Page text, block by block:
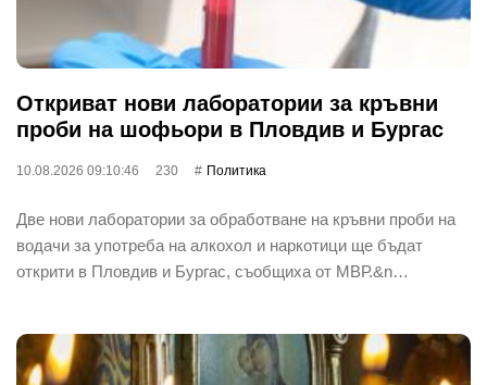
Откриват нови лаборатории за кръвни
проби на шофьори в Пловдив и Бургас
10.08.2026 09:10:46 230 Политика
Две нови лаборатории за обработване на кръвни проби на
водачи за употреба на алкохол и наркотици ще бъдат
открити в Пловдив и Бургас, съобщиха от МВР.&n…